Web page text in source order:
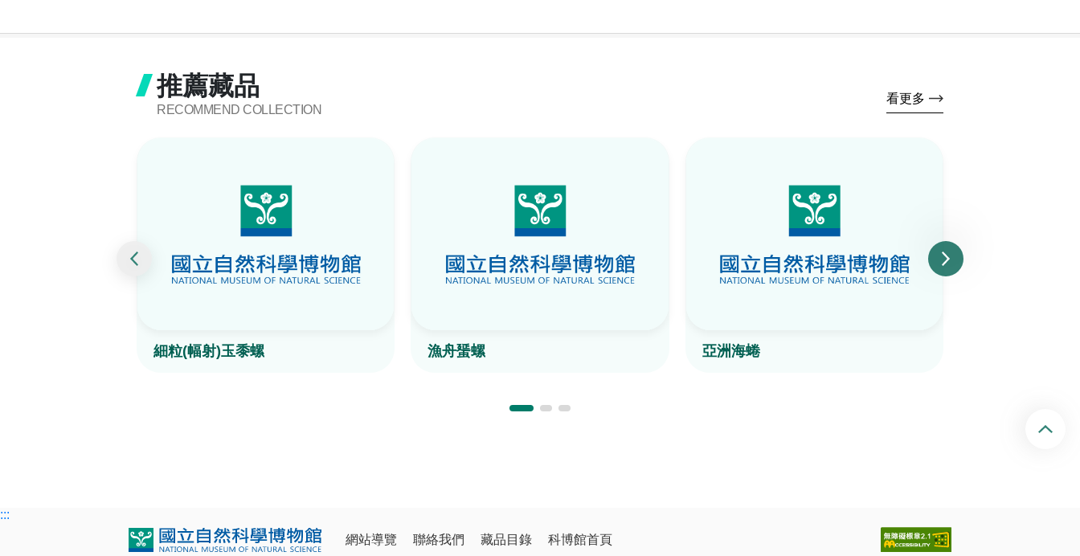
推薦藏品
RECOMMEND COLLECTION
看更多
細粒(幅射)玉黍螺 漁舟蜑螺 亞洲海蜷
:::
網站導覽
聯絡我們 藏品目錄 科博館首頁
回頂端